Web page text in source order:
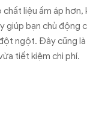
liệu ấm áp
giúp bạn chủ
ngột. Đây cũng
tiết kiệm chi phí.